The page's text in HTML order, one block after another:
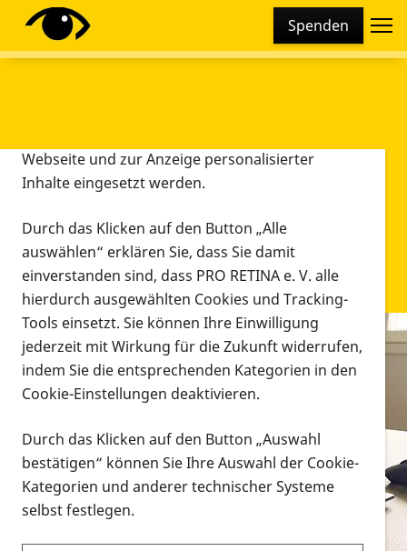
Spenden
Infomaterial
Infomaterial
Vorlesen
Alle Infomaterialien in verschiedenen
Formaten an einem Ort
Sie möchten wissen, wie Sie nach Infonmaterial
Diese Webseite setzt verschiedene Cookies und
Tracking-Tools ein. Dies beinhaltet Cookies und
Webseite und zur Anzeige personalisierter
Inhalte eingesetzt werden.
Durch das Klicken auf den Button „Alle
auswählen“ erklären Sie, dass Sie damit
einverstanden sind, dass PRO RETINA e. V. alle
hierdurch ausgewählten Cookies und Tracking-
Tools einsetzt. Sie können Ihre Einwilligung
jederzeit mit Wirkung für die Zukunft widerrufen,
indem Sie die entsprechenden Kategorien in den
Cookie-Einstellungen deaktivieren.
Durch das Klicken auf den Button „Auswahl
bestätigen“ können Sie Ihre Auswahl der Cookie-
Kategorien und anderer technischer Systeme
selbst festlegen.